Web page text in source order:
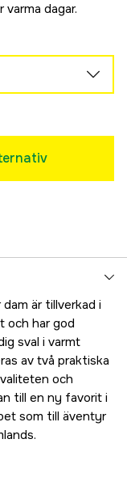
dagar.
är tillverkad i
och har god
sval i varmt
av två praktiska
och
till en ny favorit i
som till äventyr